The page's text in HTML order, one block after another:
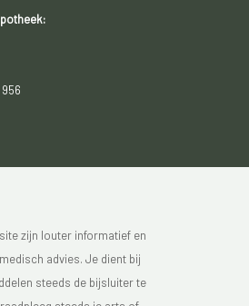
zijn louter informatief en
advies. Je dient bij
steeds de bijsluiter te